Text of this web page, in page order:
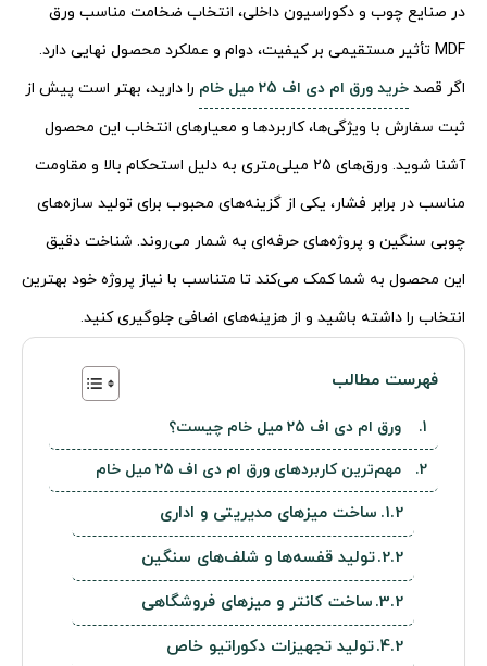
در صنایع چوب و دکوراسیون داخلی، انتخاب ضخامت مناسب ورق
MDF تأثیر مستقیمی بر کیفیت، دوام و عملکرد محصول نهایی دارد.
اگر قصد خرید ورق ام دی اف 25 میل خام
را دارید، بهتر است پیش از
ثبت سفارش با ویژگی‌ها، کاربردها و معیارهای انتخاب این محصول
آشنا شوید. ورق‌های 25 میلی‌متری به دلیل استحکام بالا و مقاومت
مناسب در برابر فشار، یکی از گزینه‌های محبوب برای تولید سازه‌های
چوبی سنگین و پروژه‌های حرفه‌ای به شمار می‌روند. شناخت دقیق
این محصول به شما کمک می‌کند تا متناسب با نیاز پروژه خود بهترین
انتخاب را داشته باشید و از هزینه‌های اضافی جلوگیری کنید.
فهرست مطالب
ورق ام دی اف 25 میل خام چیست؟
مهم‌ترین کاربردهای ورق ام دی اف 25 میل خام
ساخت میزهای مدیریتی و اداری
تولید قفسه‌ها و شلف‌های سنگین
ساخت کانتر و میزهای فروشگاهی
تولید تجهیزات دکوراتیو خاص